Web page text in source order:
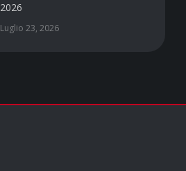
2026
Luglio 23, 2026